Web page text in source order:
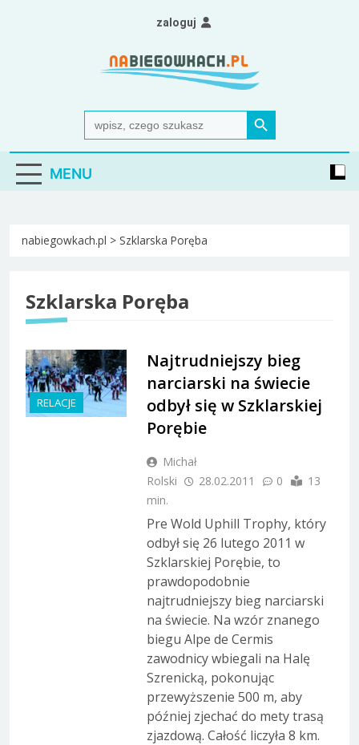
Nabiegowkach.pl
portal miłośników narciarstwa biegowego
Search
for:
Search Button
zaloguj
MENU
nabiegowkach.pl > Szklarska Poręba
Szklarska Poręba
RELACJE
Najtrudniejszy bieg
narciarski na świecie
odbył się w Szklarskiej
Porębie
Michał
Rolski
28.02.2011 0
13
min.
Pre Wold Uphill Trophy, który
odbył się 26 lutego 2011 w
Szklarskiej Porębie, to
prawdopodobnie
najtrudniejszy bieg narciarski
na świecie. Na wzór znanego
biegu Alpe de Cermis
zawodnicy wbiegali na Halę
Szrenicką, pokonując
przewyższenie 500 m, aby
później zjechać do mety trasą
zjazdową. Całość liczyła 8 km.